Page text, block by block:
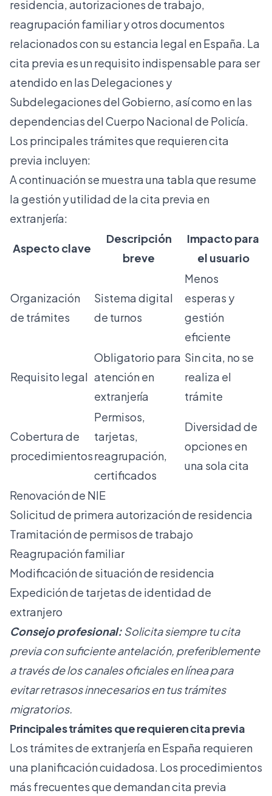
residencia, autorizaciones de trabajo,
reagrupación familiar y otros documentos
relacionados con su estancia legal en España. La
cita previa es un requisito indispensable para ser
atendido en las Delegaciones y
Subdelegaciones del Gobierno, así como en las
dependencias del Cuerpo Nacional de Policía.
Los principales trámites que requieren cita
previa incluyen:
A continuación se muestra una tabla que resume
la gestión y utilidad de la cita previa en
extranjería:
Aspecto clave
Descripción
breve
Impacto para
el usuario
Organización
de trámites
Sistema digital
de turnos
Menos
esperas y
gestión
eficiente
Requisito legal
Obligatorio para
atención en
extranjería
Sin cita, no se
realiza el
trámite
Cobertura de
procedimientos
Permisos,
tarjetas,
reagrupación,
certificados
Diversidad de
opciones en
una sola cita
Renovación de NIE
Solicitud de primera autorización de residencia
Tramitación de permisos de trabajo
Reagrupación familiar
Modificación de situación de residencia
Expedición de tarjetas de identidad de
extranjero
Consejo profesional: Solicita siempre tu cita
previa con suficiente antelación, preferiblemente
a través de los canales oficiales en línea para
evitar retrasos innecesarios en tus trámites
migratorios.
Principales trámites que requieren cita previa
Los trámites de extranjería en España requieren
una planificación cuidadosa. Los procedimientos
más frecuentesque demandan cita previa